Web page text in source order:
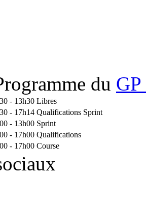
du
- 13h30 Libres
- 17h14 Qualifications Sprint
- 13h00 Sprint
- 17h00 Qualifications
- 17h00 Course